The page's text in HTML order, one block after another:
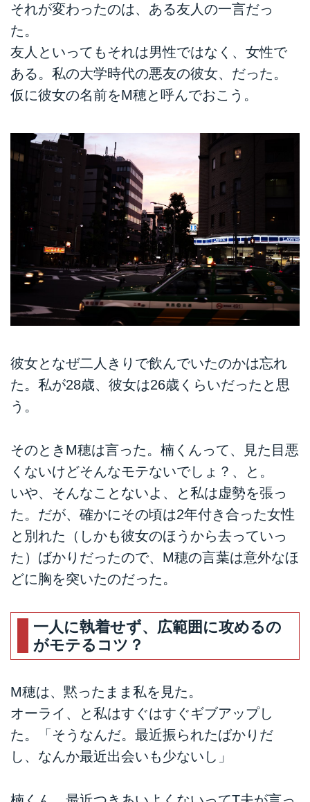
それが変わったのは、ある友人の一言だっ
た。
友人といってもそれは男性ではなく、女性で
ある。私の大学時代の悪友の彼女、だった。
仮に彼女の名前をM穂と呼んでおこう。
彼女となぜ二人きりで飲んでいたのかは忘れ
た。私が28歳、彼女は26歳くらいだったと思
う。
そのときM穂は言った。楠くんって、見た目悪
くないけどそんなモテないでしょ？、と。
いや、そんなことないよ、と私は虚勢を張っ
た。だが、確かにその頃は2年付き合った女性
と別れた（しかも彼女のほうから去っていっ
た）ばかりだったので、M穂の言葉は意外なほ
どに胸を突いたのだった。
一人に執着せず、広範囲に攻めるの
がモテるコツ？
M穂は、黙ったまま私を見た。
オーライ、と私はすぐはすぐギブアップし
た。「そうなんだ。最近振られたばかりだ
し、なんか最近出会いも少ないし」